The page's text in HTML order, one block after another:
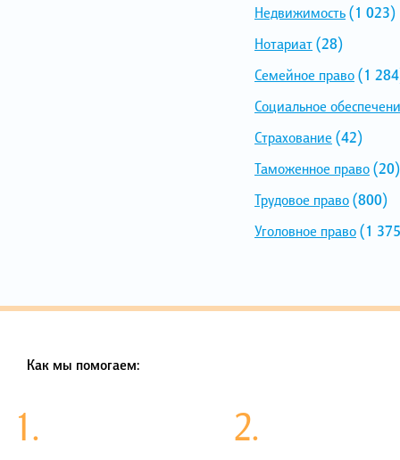
Недвижимость(1 023)
Нотариат(28)
Семейное право(1
Социальное
Страхование (42)
Таможенное право(20)
Трудовое право(800)
Уголовное право(1
Как мы помогаем:
1. 2.